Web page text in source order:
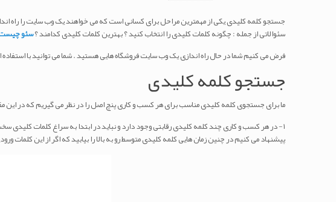
جستجو کلمه کلیدی یکی از مهمترین مراحل برای کسانی است که می خواهند یک وب سایت را راه
سئوالاتی از جمله : چگونه کلمات کلیدی را انتخاب کنید ؟ بهترین کلمات کلیدی کدامند ؟سئو
فرض می کنیم شما در حال راه اندازی یک وب سایت فروشگاه هایی هستید . شما می توانید با
جستجو کلمه کلیدی
ما برای جستجوی کلمه کلیدی مناسب برای هر کسب و کاری پنچ اصل را در نظر می گیریم که در این
۱- در هر کسب و کاری چند کلمه کلیدی رقابتی وجود دارد و نباید در ابتدا به سراغ کلمات کلیدی
پیشنهاد می کنیم در چنین زمان هایی کلمه کلیدی متوسط رو به بالا را بیابید که اگر از این